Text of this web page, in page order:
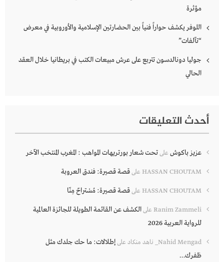
مؤثرة
اللوفر يكشف حواراً فنياً بين الحضارتين الإسلامية والأوروبية في معرض
“تآلفات”
جوليا دونالدسون تتربع على عرش مبيعات الكتب في بريطانيا خلال العقد
الحالي
أحدث التعليقات
عزيز باكوش علىتحت شعار بورتريهات المواهب : المغرب المنتخب الآخر
HASSAN CHOUTAM علىقصة قصيرة: فندق العروبة
HASSAN CHOUTAM علىقصة قصيرة: مُسْتراحٌ مِنّا
Ranim Zammeli علىالكشف عن القائمة الطويلة للجائزة العالمية
للرواية العربية 2026
Nahid Mengad_ ناهد منكاد علىإطلالات: ما حك جلدك مثل
ظفرك…